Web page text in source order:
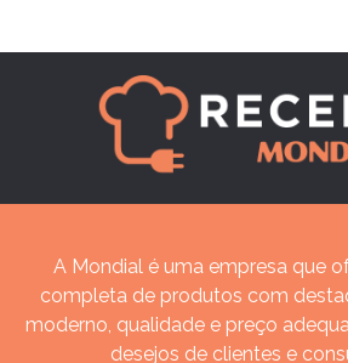
A Mondial é uma empresa que
completa de produtos com
moderno, qualidade e preço
desejos de clientes e